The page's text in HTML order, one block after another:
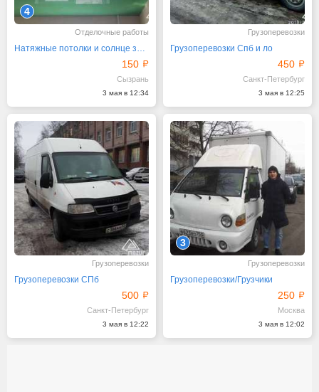
4
Отделочные работы
Натяжные потолки и солнце защитные системы FOROOM
150
Сызрань
3 мая в 12:34
Грузоперевозки
Грузоперевозки Спб и ло
450
Санкт-Петербург
3 мая в 12:25
Грузоперевозки
Грузоперевозки СПб
500
Санкт-Петербург
3 мая в 12:22
3
Грузоперевозки
Грузоперевозки/Грузчики
250
Москва
3 мая в 12:02